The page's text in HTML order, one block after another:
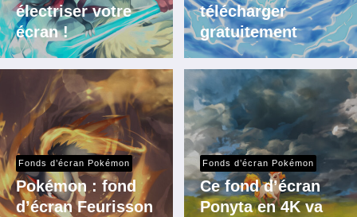
électriser votre
écran !
télécharger
gratuitement
Fonds d’écran Pokémon
Pokémon : fond
d’écran Feurisson
Fonds d’écran Pokémon
Ce fond d’écran
Ponyta en 4K va